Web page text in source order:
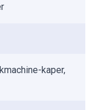
kaper,